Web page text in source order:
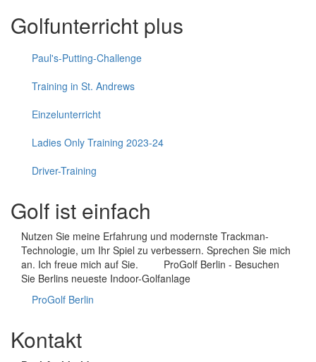
Golfunterricht plus
Paul's-Putting-Challenge
Training in St. Andrews
Einzelunterricht
Ladies Only Training 2023-24
Driver-Training
Golf ist einfach
Nutzen Sie meine Erfahrung und modernste Trackman-
Technologie, um Ihr Spiel zu verbessern. Sprechen Sie mich
an. Ich freue mich auf Sie. ProGolf Berlin - Besuchen
Sie Berlins neueste Indoor-Golfanlage
ProGolf Berlin
Kontakt